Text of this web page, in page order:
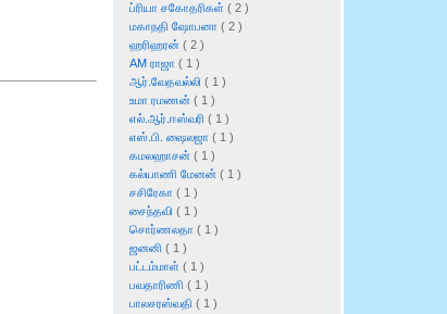
ப்ரியா சகோதரிகள் ( 2 )
மகாநதி ஷோபனா ( 2 )
ஹரிஹரன் ( 2 )
AM ராஜா ( 1 )
ஆர்.வேதவல்லி ( 1 )
உமா ரமணன் ( 1 )
எல்.ஆர்.ஈஸ்வரி ( 1 )
எஸ்.பி. ஷைலஜா ( 1 )
கமலஹாசன் ( 1 )
கல்யாணி மேனன் ( 1 )
சசிரேகா ( 1 )
சைந்தவி ( 1 )
சொர்ணலதா ( 1 )
ஜனனி ( 1 )
பட்டம்மாள் ( 1 )
பவதாரிணி ( 1 )
பாலசரஸ்வதி ( 1 )